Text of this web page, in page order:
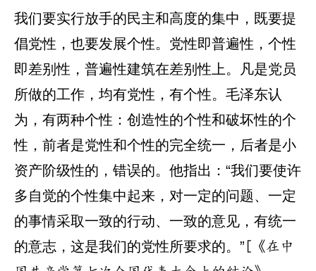
我们要实行放手的民主和高度的集中，既要提
倡党性，也要发展个性。党性即普遍性，个性
即差别性，普遍性建筑在差别性上。凡是党员
所做的工作，均有党性，有个性。毛泽东认
为，有两种个性：创造性的个性和破坏性的个
性，前者是党性和个性的完全统一，后者是小
资产阶级性的，错误的。他指出：“我们要使许
多自觉的个性集中起来，对一定的问题、一定
的事情采取一致的行动、一致的意见，有统一
的意志，这是我们的党性所要求的。” [《在中